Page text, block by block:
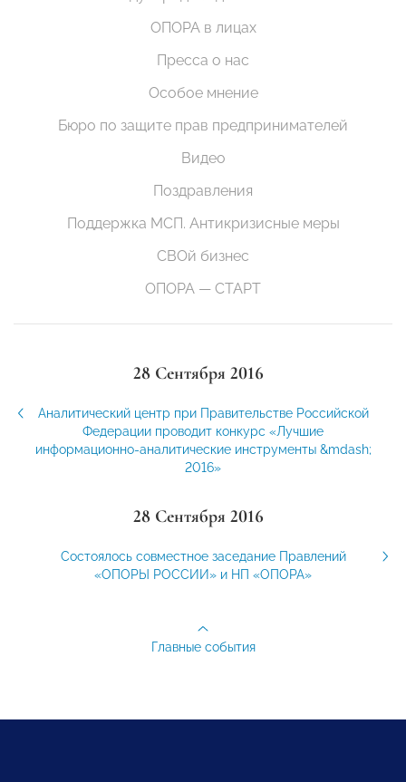
ОПОРА в лицах
Пресса о нас
Особое мнение
Бюро по защите прав предпринимателей
Видео
Поздравления
Поддержка МСП. Антикризисные меры
СВОй бизнес
ОПОРА — СТАРТ
28 Сентября 2016
Аналитический центр при Правительстве Российской
Федерации проводит конкурс «Лучшие
информационно-аналитические инструменты &mdash;
2016»
28 Сентября 2016
Cостоялось совместное заседание Правлений
«ОПОРЫ РОССИИ» и НП «ОПОРА»
Главные события